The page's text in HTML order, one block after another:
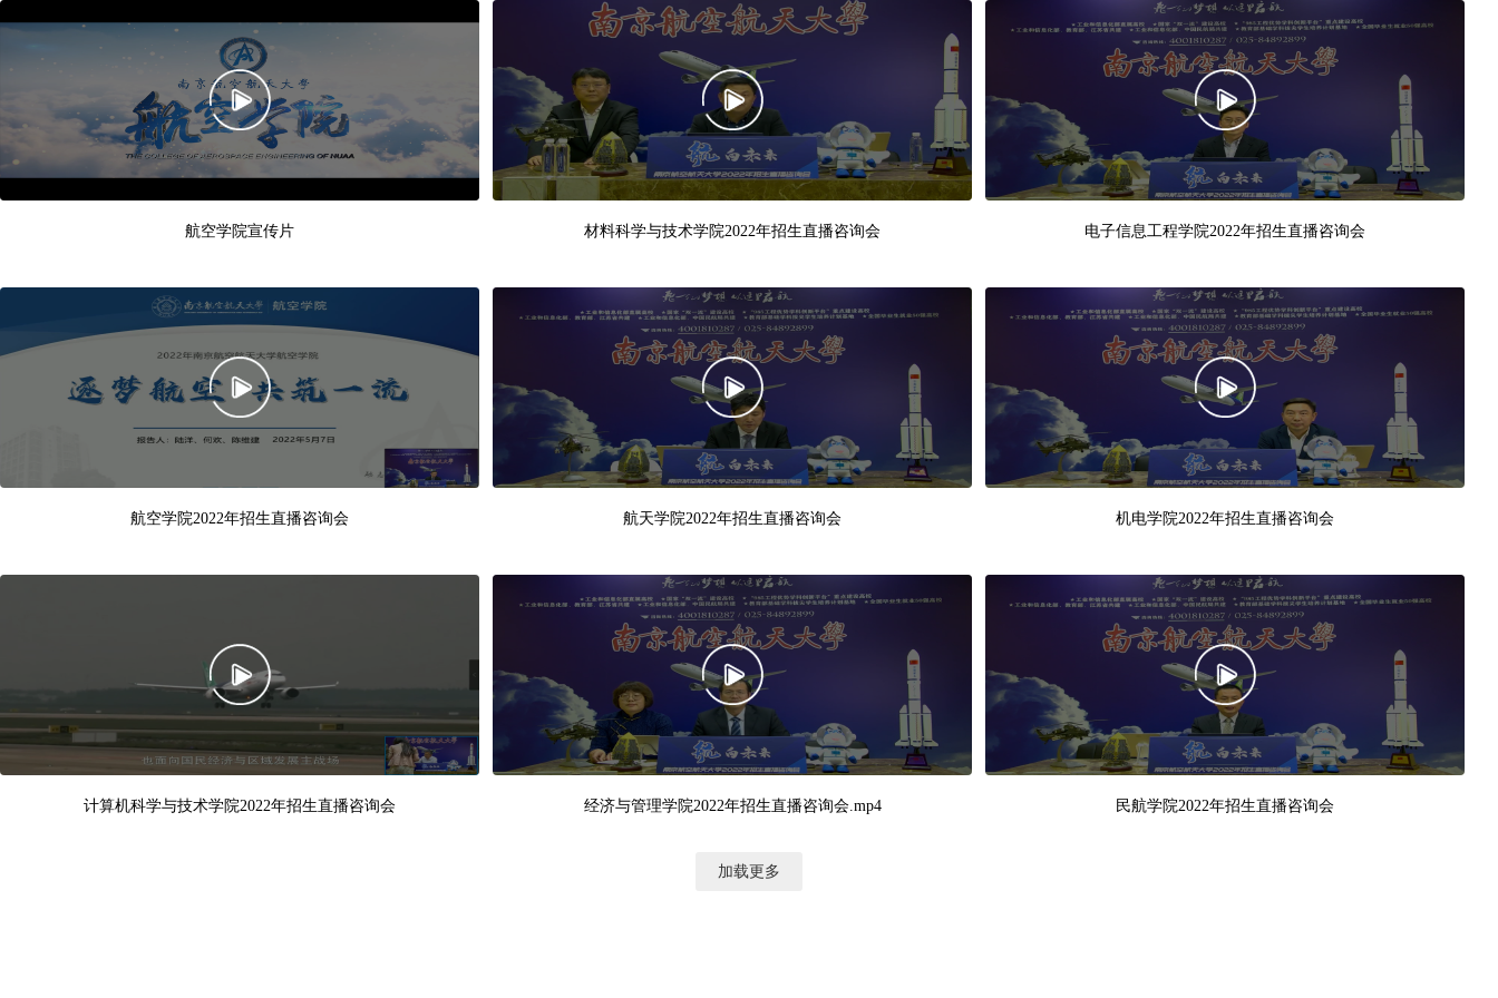
航空学院宣传片 材料科学与技术学院2022年招生直播咨询会 电子信息工程学院2022年招生直播咨询会
航空学院2022年招生直播咨询会 航天学院2022年招生直播咨询会 机电学院2022年招生直播咨询会
计算机科学与技术学院2022年招生直播咨询会 经济与管理学院2022年招生直播咨询会.mp4 民航学院2022年招生直播咨询会
加载更多